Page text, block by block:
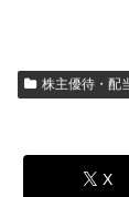
株主優待・配
X